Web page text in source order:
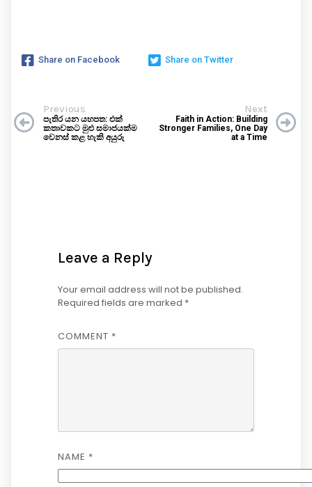
Share on Facebook Share on Twitter
Previous
පැතිර යන යහපත: එක්
කතාවකට මුළු සමාජයක්ම
වෙනස් කළ හැකි අයුරු
Next
Faith in Action: Building
Stronger Families, One Day
at a Time
Leave a Reply
Your email address will not be published.
Required fields are marked *
COMMENT *
NAME *